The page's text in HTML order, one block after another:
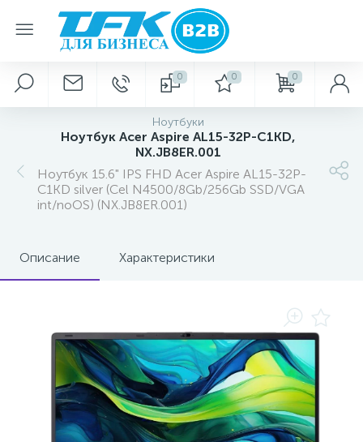
0 0 0
Ноутбуки
Ноутбук Acer Aspire AL15-32P-C1KD,
NX.JB8ER.001
Ноутбук 15.6" IPS FHD Acer Aspire AL15-32P-
C1KD silver (Cel N4500/8Gb/256Gb SSD/VGA
int/noOS) (NX.JB8ER.001)
Описание Характеристики